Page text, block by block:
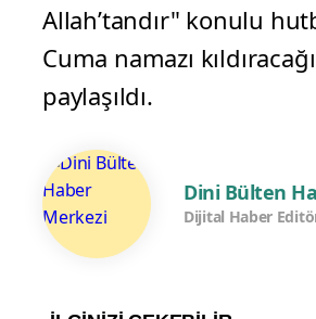
Allah’tandır" konulu
Cuma namazı
paylaşıldı.
Dini Bülten
Dijital Haber